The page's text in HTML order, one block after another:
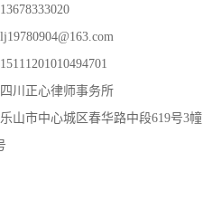
川正心律师事务所
山市中心城区春华路中段619号3幢